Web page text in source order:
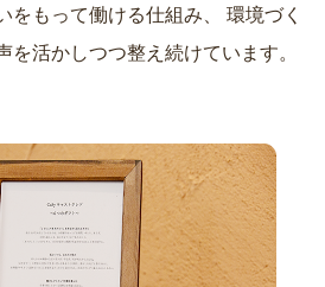
をもって働ける仕組み、
を活かしつつ整え続けています。